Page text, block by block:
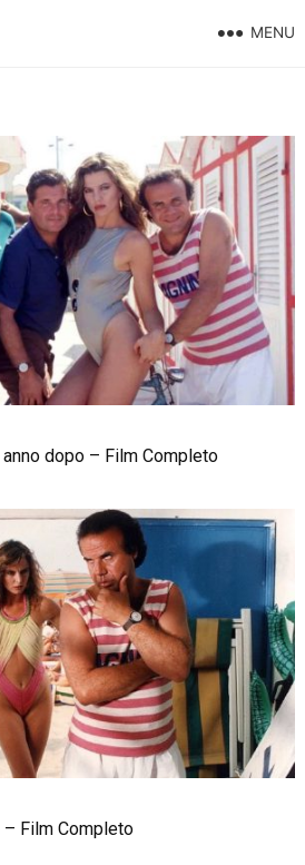
MENU
dopo – Film Completo
Film Completo